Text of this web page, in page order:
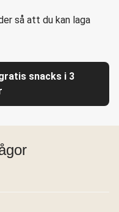
så att du kan laga
snacks i 3